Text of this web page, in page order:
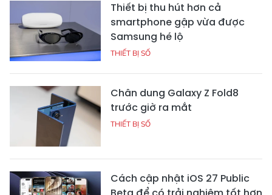
Thiết bị thu hút hơn cả
smartphone gập vừa được
Samsung hé lộ
THIẾT BỊ SỐ
Chân dung Galaxy Z Fold8
trước giờ ra mắt
THIẾT BỊ SỐ
Cách cập nhật iOS 27 Public